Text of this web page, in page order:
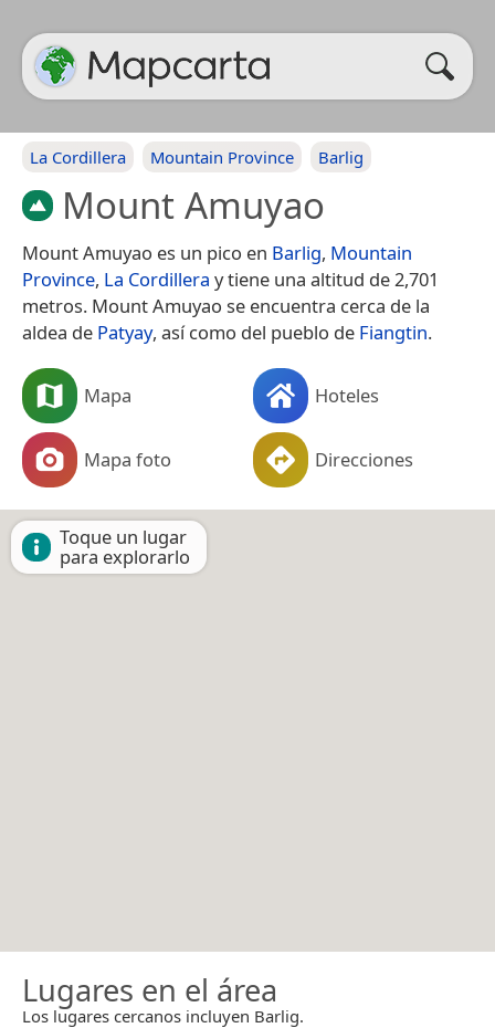
La Cordillera Mountain Province Barlig
Mount Amuyao
Mount Amuyao es un pico en Barlig, Mountain
Province, La Cordillera y tiene una altitud de 2,701
metros. Mount Amuyao se encuentra cerca de la
aldea de Patyay, así como del pueblo de Fiangtin.
Mapa Hoteles
Mapa foto Direcciones
Toque un lugar
para explorarlo
Lugares en el área
Los lugares cercanos incluyen Barlig.